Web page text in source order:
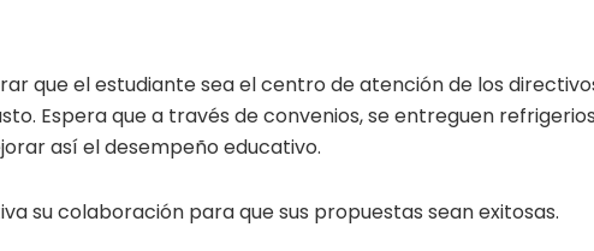
que el estudiante sea el centro de atención de los
Espera que a través de convenios, se entreguen
así el desempeño educativo.
su colaboración para que sus propuestas sean exitosas.